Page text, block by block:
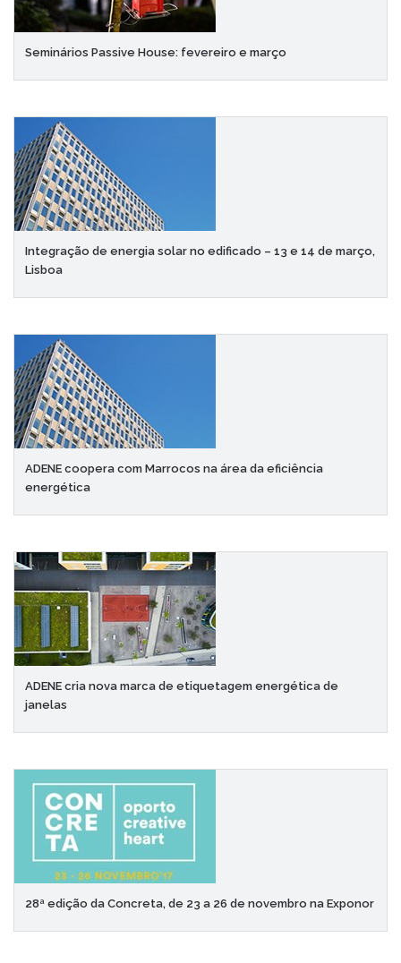
Seminários Passive House: fevereiro e março
Integração de energia solar no edificado – 13 e 14 de março,
Lisboa
ADENE coopera com Marrocos na área da eficiência
energética
ADENE cria nova marca de etiquetagem energética de
janelas
28ª edição da Concreta, de 23 a 26 de novembro na Exponor